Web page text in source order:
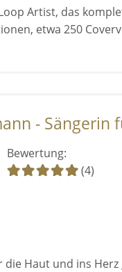
Artist, das
etwa 250
- Sängerin
Bewertung:
(4)
die Haut und ins Herz